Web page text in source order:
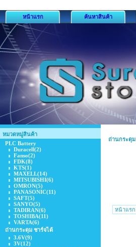
หน้าแรก ค้นหาสินค้า
หมวดหมู่สินค้า
PLC Battery
Duracell(2)
Fanso(2)
FDK(8)
KTS(1)
MAXELL(14)
MITSUBISHI(6)
OMRON(5)
PANASONIC(11)
SAFT(5)
SANYO(5)
TADIRAN(6)
TOSHIBA(11)
VARTA(6)
ถ่านกระดุม ชาร์จได้
3.6V(9)
3V(12)
ถ่านกระดุม
หน้าแรก